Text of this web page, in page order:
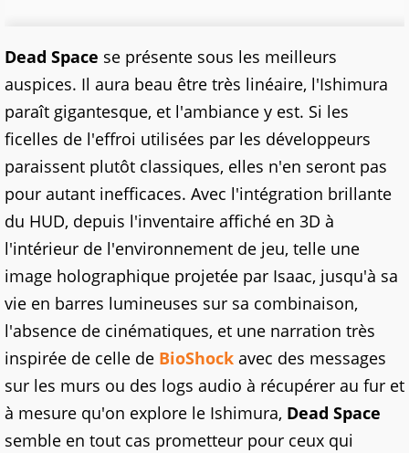
Dead Space se présente sous les meilleurs
auspices. Il aura beau être très linéaire, l'Ishimura
paraît gigantesque, et l'ambiance y est. Si les
ficelles de l'effroi utilisées par les développeurs
paraissent plutôt classiques, elles n'en seront pas
pour autant inefficaces. Avec l'intégration brillante
du HUD, depuis l'inventaire affiché en 3D à
l'intérieur de l'environnement de jeu, telle une
image holographique projetée par Isaac, jusqu'à sa
vie en barres lumineuses sur sa combinaison,
l'absence de cinématiques, et une narration très
inspirée de celle de BioShock avec des messages
sur les murs ou des logs audio à récupérer au fur et
à mesure qu'on explore le Ishimura, Dead Space
semble en tout cas prometteur pour ceux qui